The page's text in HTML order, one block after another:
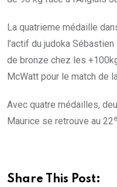
La quatrieme médaille
l’actif du judoka
de bronze chez les
McWatt pour le match de
Avec quatre médailles,
Maurice se retrouve au 22e
Share This Post: